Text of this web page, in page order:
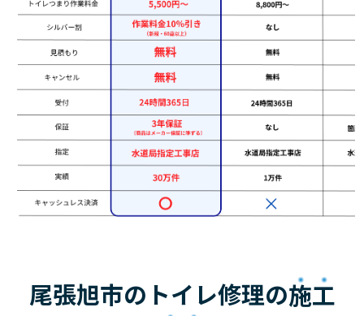
尾張旭市のトイレ修理の施工